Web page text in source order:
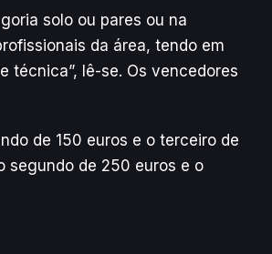
solo ou pares ou na
da área, tendo em
técnica”, lê-se. Os vencedores
de 150 euros e o terceiro de
segundo de 250 euros e o